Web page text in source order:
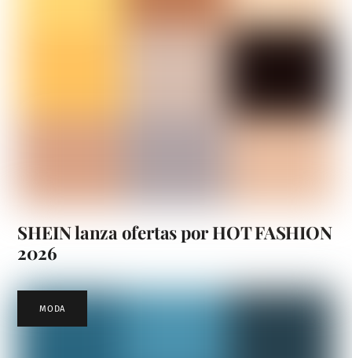
SHEIN lanza ofertas por HOT FASHION
2026
MODA